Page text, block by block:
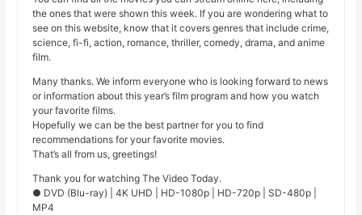
the ones that were shown this week. If you are wondering what to
see on this website, know that it covers genres that include crime,
science, fi-fi, action, romance, thriller, comedy, drama, and anime
film.
Many thanks. We inform everyone who is looking forward to news
or information about this year’s film program and how you watch
your favorite films.
Hopefully we can be the best partner for you to find
recommendations for your favorite movies.
That’s all from us, greetings!
Thank you for watching The Video Today.
● DVD (Blu-ray) | 4K UHD | HD-1080p | HD-720p | SD-480p |
MP4